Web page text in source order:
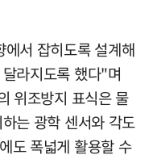
서 잡히도록 설계해
라지도록 했다"며
위조방지 표식은 물
는 광학 센서와 각도
도 폭넓게 활용할 수